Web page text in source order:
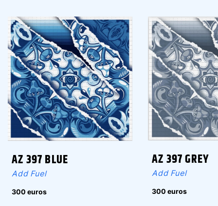
AZ 397 BLUE
Add Fuel
300 euros
AZ 397 GREY
Add Fuel
300 euros